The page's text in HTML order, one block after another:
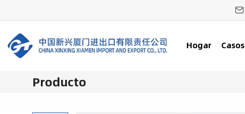
Hogar Casos
Producto